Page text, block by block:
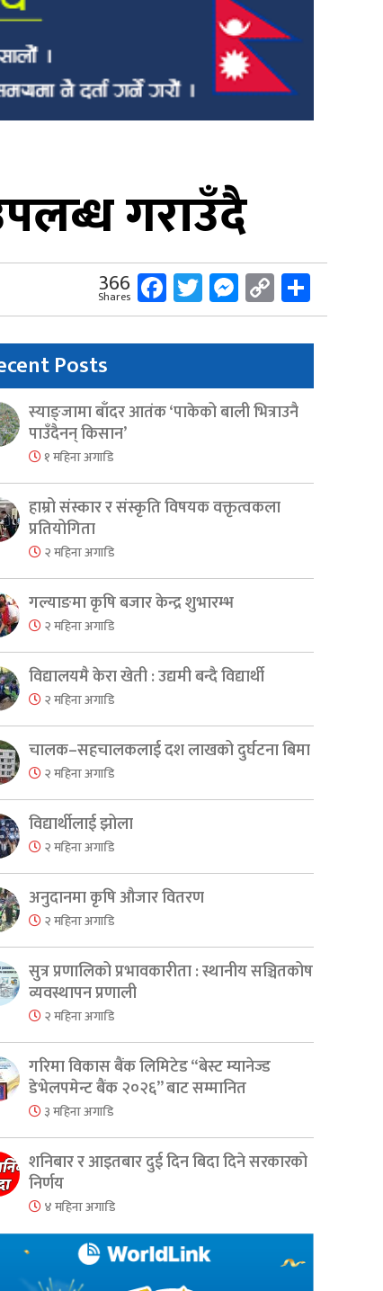
गराउँदै
366
Shares Facebook
Twitter
Messenger
Copy
Link
Posts
स्याङ्जामा बाँदर आतंक ‘पाकेको बाली भित्राउनै
पाउँदैनन् किसान’
१ महिना अगाडि
हाम्रो संस्कार र संस्कृति विषयक वक्तृत्वकला
प्रतियोगिता
२ महिना अगाडि
गल्याङमा कृषि बजार केन्द्र शुभारम्भ
२ महिना अगाडि
विद्यालयमै केरा खेती : उद्यमी बन्दै विद्यार्थी
२ महिना अगाडि
चालक–सहचालकलाई दश लाखको दुर्घटना बिमा
२ महिना अगाडि
विद्यार्थीलाई झोला
२ महिना अगाडि
अनुदानमा कृषि औजार वितरण
२ महिना अगाडि
सुत्र प्रणालिको प्रभावकारीता : स्थानीय सञ्चितकोष
व्यवस्थापन प्रणाली
२ महिना अगाडि
गरिमा विकास बैंक लिमिटेड “बेस्ट म्यानेज्ड
डेभेलपमेन्ट बैंक २०२६” बाट सम्मानित
३ महिना अगाडि
शनिबार र आइतबार दुई दिन बिदा दिने सरकारको
निर्णय
४ महिना अगाडि